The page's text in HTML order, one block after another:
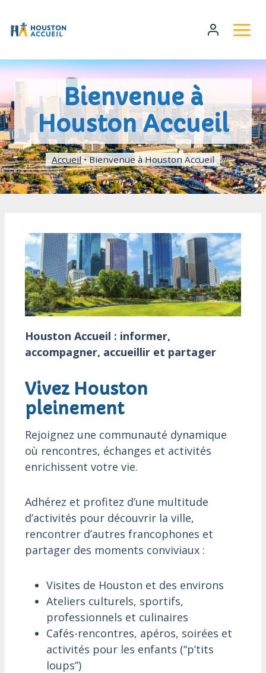
Bienvenue à
Houston Accueil
Accueil•Bienvenue à Houston Accueil
Houston Accueil : informer,
accompagner, accueillir et partager
Vivez Houston
pleinement
Rejoignez une communauté dynamique
où rencontres, échanges et activités
enrichissent votre vie.
Adhérez et profitez d’une multitude
d’activités pour découvrir la ville,
rencontrer d’autres francophones et
partager des moments conviviaux :
Visites de Houston et des environs
Ateliers culturels, sportifs,
professionnels et culinaires
Cafés-rencontres, apéros, soirées et
activités pour les enfants (“p’tits
loups”)